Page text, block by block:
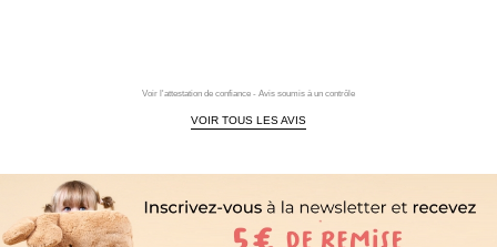
Voir l'attestation de confiance - Avis soumis à un contrôle
VOIR TOUS LES AVIS